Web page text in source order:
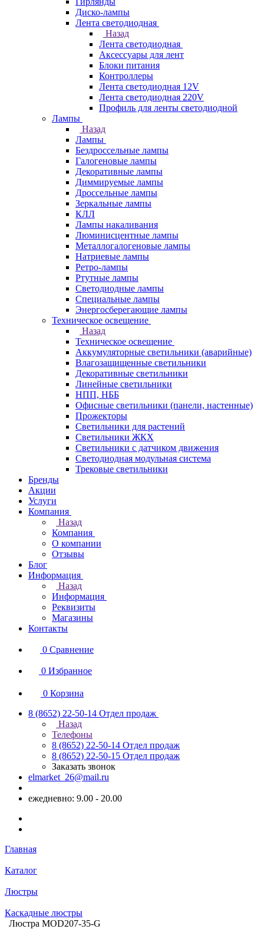
Диско-лампы
Лента светодиодная
Назад
Лента светодиодная
Аксессуары для лент
Блоки питания
Контроллеры
Лента светодиодная 12V
Лента светодиодная 220V
Профиль для ленты светодиодной
Лампы
Назад
Лампы
Бездроссельные лампы
Галогеновые лампы
Декоративные лампы
Диммируемые лампы
Дроссельные лампы
Зеркальные лампы
КЛЛ
Лампы накаливания
Люминисцентные лампы
Металлогалогеновые лампы
Натриевые лампы
Ретро-лампы
Ртутные лампы
Светодиодные лампы
Специальные лампы
Энергосберегающие лампы
Техническое освещение
Назад
Техническое освещение
Аккумуляторные светильники (аварийные)
Влагозащищенные светильники
Декоративные светильники
Линейные светильники
НПП, НББ
Офисные светильники (панели, настенные)
Прожекторы
Светильники для растений
Светильники ЖКХ
Светильники с датчиком движения
Светодиодная модульная система
Трековые светильники
Бренды
Акции
Услуги
Компания
Назад
Компания
О компании
Отзывы
Блог
Информация
Назад
Информация
Реквизиты
Магазины
Контакты
0 Сравнение
0 Избранное
0 Корзина
8 (8652) 22-50-14 Отдел продаж
Назад
Телефоны
8 (8652) 22-50-14 Отдел продаж
8 (8652) 22-50-15 Отдел продаж
Заказать звонок
elmarket_26@mail.ru
ежедневно: 9.00 - 20.00
Главная
Каталог
Люстры
Каскадные люстры
Люстра MOD207-35-G